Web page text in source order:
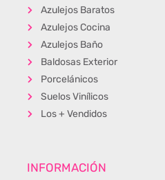
Azulejos Baratos
Azulejos Cocina
Azulejos Baño
Baldosas Exterior
Porcelánicos
Suelos Vinílicos
Los + Vendidos
INFORMACIÓN